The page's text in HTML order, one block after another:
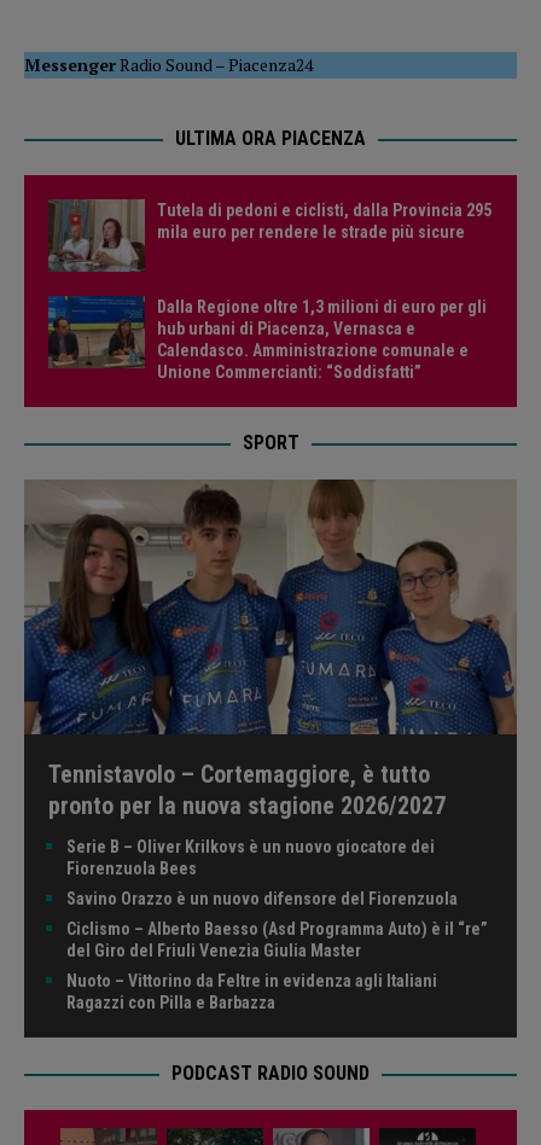
MessengerRadio Sound–Piacenza24
ULTIMA ORA PIACENZA
Tutela di pedoni e ciclisti, dalla Provincia 295
mila euro per rendere le strade più sicure
Dalla Regione oltre 1,3 milioni di euro per gli
hub urbani di Piacenza, Vernasca e
Calendasco. Amministrazione comunale e
Unione Commercianti: “Soddisfatti”
SPORT
Tennistavolo – Cortemaggiore, è tutto
pronto per la nuova stagione 2026/2027
Serie B – Oliver Krilkovs è un nuovo giocatore dei
Fiorenzuola Bees
Savino Orazzo è un nuovo difensore del Fiorenzuola
Ciclismo – Alberto Baesso (Asd Programma Auto) è il “re”
del Giro del Friuli Venezia Giulia Master
Nuoto – Vittorino da Feltre in evidenza agli Italiani
Ragazzi con Pilla e Barbazza
PODCAST RADIO SOUND